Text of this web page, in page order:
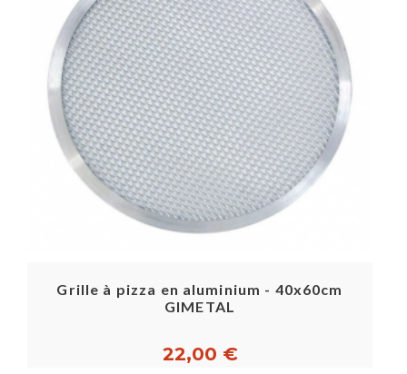
Grille à pizza en aluminium - 40x60cm
GIMETAL
22,00 €